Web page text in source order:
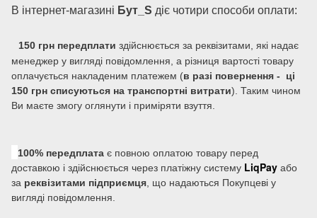
В інтернет-магазині Бут_S діє чотири способи оплати:
150 грн передплати здійснюється за реквізитами, які надає
менеджер у вигляді повідомлення, а різниця вартості товару
оплачується накладеним платежем (в разі повернення - ці
150 грн списуються на транспортні витрати). Таким чином
Ви маєте змогу оглянути і приміряти взуття.
100% передплата є повною оплатою товару перед
доставкою і здійснюється через платіжну систему LiqPay або
за реквізитами підприємця , що надаються Покупцеві у
вигляді повідомлення.